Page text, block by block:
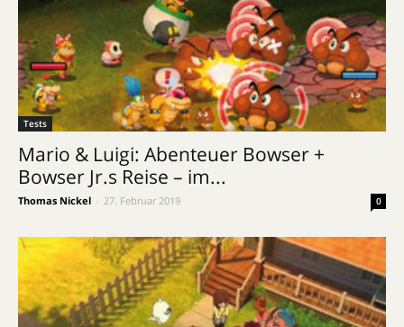
Tests
Mario & Luigi: Abenteuer Bowser +
Bowser Jr.s Reise – im...
Thomas Nickel 27. Februar 2019 0